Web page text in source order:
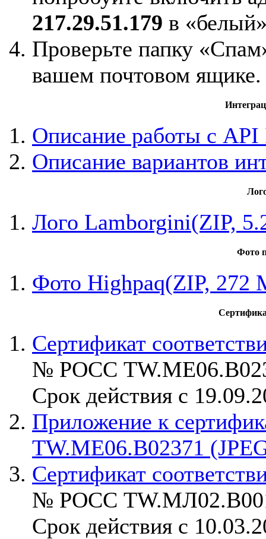
217.29.51.179 в
Проверьте папку
вашем почтовом ящике.
Описание работы с
Описание вариантов
Лого Lamborgini(ZIP,
Фото
Фото Highpaq(ZIP, 272
Сертификат
№ РОСС
Срок действия с
Приложение к
TW.ME06.B02371
Сертификат
№ РОСС
Срок действия с